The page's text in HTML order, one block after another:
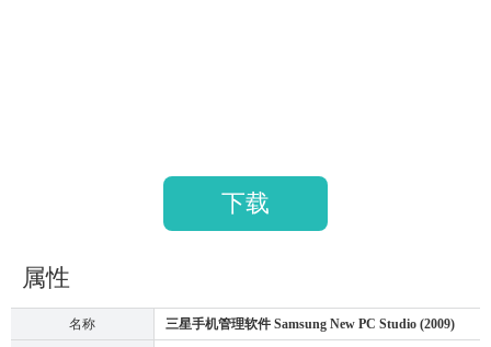
下载
属性
名称 三星手机管理软件 Samsung New PC Studio (2009)